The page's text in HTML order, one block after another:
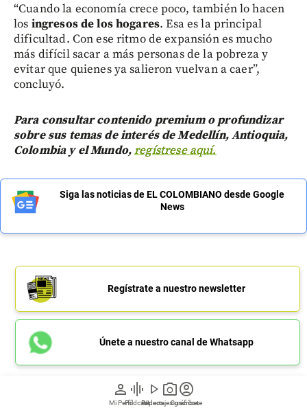
person
Mi Perfil
graphic_eq
Pódcast
play_arrow
Videos
photo_camera
Reportajes gráficos
account_circle
Suscríbete
“Cuando la economía crece poco, también lo hacen
los ingresos de los hogares. Esa es la principal
dificultad. Con ese ritmo de expansión es mucho
más difícil sacar a más personas de la pobreza y
evitar que quienes ya salieron vuelvan a caer”,
concluyó.
Para consultar contenido premium o profundizar
sobre sus temas de interés de Medellín, Antioquia,
Colombia y el Mundo,regístrese aquí.
Siga las noticias de EL COLOMBIANO desde Google
News
Regístrate a nuestro newsletter
Únete a nuestro canal de Whatsapp